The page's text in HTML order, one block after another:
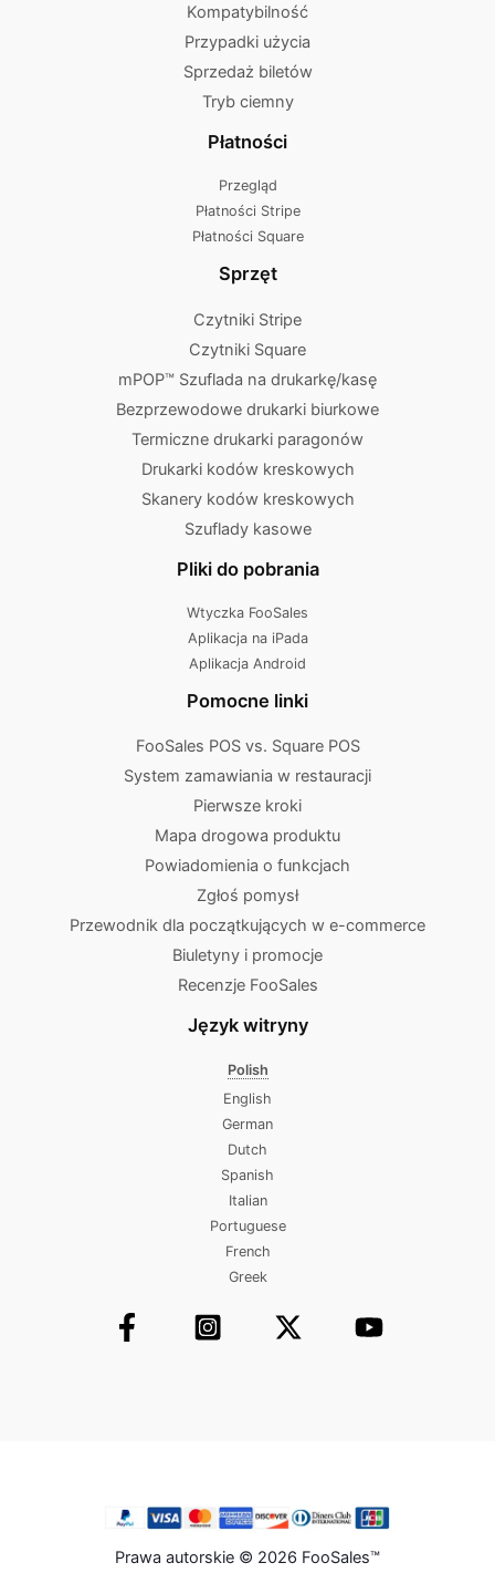
Kompatybilność
Przypadki użycia
Sprzedaż biletów
Tryb ciemny
Płatności
Przegląd
Płatności Stripe
Płatności Square
Sprzęt
Czytniki Stripe
Czytniki Square
mPOP™ Szuflada na drukarkę/kasę
Bezprzewodowe drukarki biurkowe
Termiczne drukarki paragonów
Drukarki kodów kreskowych
Skanery kodów kreskowych
Szuflady kasowe
Pliki do pobrania
Wtyczka FooSales
Aplikacja na iPada
Aplikacja Android
Pomocne linki
FooSales POS vs. Square POS
System zamawiania w restauracji
Pierwsze kroki
Mapa drogowa produktu
Powiadomienia o funkcjach
Zgłoś pomysł
Przewodnik dla początkujących w e-commerce
Biuletyny i promocje
Recenzje FooSales
Język witryny
Polish
English
German
Dutch
Spanish
Italian
Portuguese
French
Greek
Prawa autorskie © 2026 FooSales™